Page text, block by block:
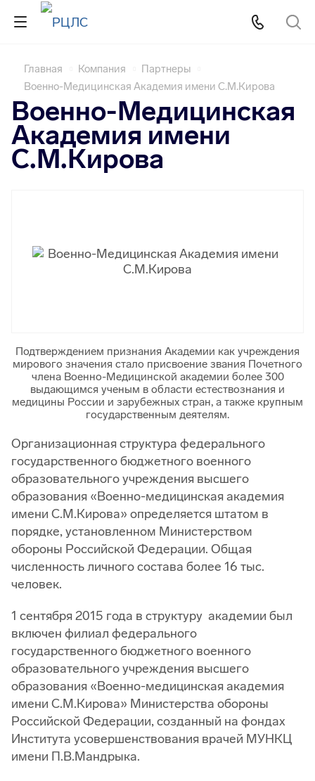
Главная Компания
Партнеры
Военно-Медицинская Академия имени С.М.Кирова
Военно-Медицинская
Академия имени
С.М.Кирова
Подтверждением признания Академии как учреждения
мирового значения стало присвоение звания Почетного
члена Военно-Медицинской академии более 300
выдающимся ученым в области естествознания и
медицины России и зарубежных стран, а также крупным
государственным деятелям.
Организационная структура федерального
государственного бюджетного военного
образовательного учреждения высшего
образования «Военно-медицинская академия
имени С.М.Кирова» определяется штатом в
порядке, установленном Министерством
обороны Российской Федерации. Общая
численность личного состава более 16 тыс.
человек.
1 сентября 2015 года в структуру академии был
включен филиал федерального
государственного бюджетного военного
образовательного учреждения высшего
образования «Военно-медицинская академия
имени С.М.Кирова» Министерства обороны
Российской Федерации, созданный на фондах
Института усовершенствования врачей МУНКЦ
имени П.В.Мандрыка.